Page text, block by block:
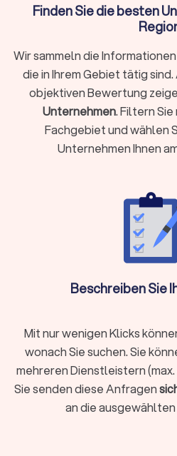
fachgerechten Spachtelung.
Systemvorgaben
Schall-, Wärme- und
dokumentieren ihre Leistungen
Versicherung.
Leistungen eines
Weilerswist
Trockenbauers sind unter anderem:
Planung des Raumkonzepts
Abstimmung von Maßen,
Unterkonstruktionen,
Wände und Decken.
Flexible Raumaufteilungen
Beleuchtung.
Schallschutz,
Systemgerechte Ausführung
Trockenestriche,
saubere Lösungen ohne
Spachtelarbeiten:
Finden Sie die besten
Wir sammeln die
die in Ihrem Gebiet tätig
objektiven Bewertung
Unternehmen. Filtern
Fachgebiet und wählen
Unternehmen Ihnen
Beschreiben Sie
Mit nur wenigen Klicks
wonach Sie suchen. Sie
mehreren Dienstleistern
Sie senden diese Anfragen
an die